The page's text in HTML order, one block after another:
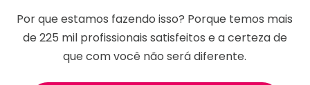
Por que estamos fazendo isso? Porque temos mais
de225 milprofissionais satisfeitos e a certeza de
que com você não será diferente.